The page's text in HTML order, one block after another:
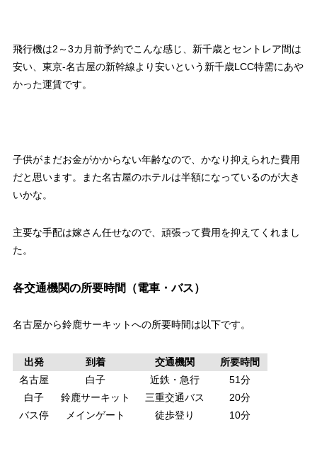
飛行機は2～3カ月前予約でこんな感じ、新千歳とセントレア間は
安い、東京-名古屋の新幹線より安いという新千歳LCC特需にあや
かった運賃です。
子供がまだお金がかからない年齢なので、かなり抑えられた費用
だと思います。また名古屋のホテルは半額になっているのが大き
いかな。
主要な手配は嫁さん任せなので、頑張って費用を抑えてくれまし
た。
各交通機関の所要時間（電車・バス）
名古屋から鈴鹿サーキットへの所要時間は以下です。
出発 到着 交通機関
所要時間
名古屋
白子 近鉄・急行
51分
白子
鈴鹿サーキット 三重交通バス
20分
バス停
メインゲート 徒歩登り 10分